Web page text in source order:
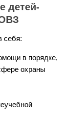
детей-
себя:
в порядке,
охраны